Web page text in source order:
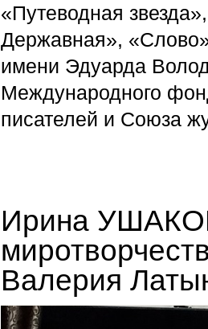
«Путеводная
Державная»,
имени Эдуарда
Международного
писателей и Союза
Ирина
Валерия